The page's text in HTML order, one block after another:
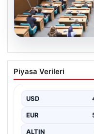
Üsküdar
Sibel Tan
Piyasa Verileri
USD
EUR
ALTIN